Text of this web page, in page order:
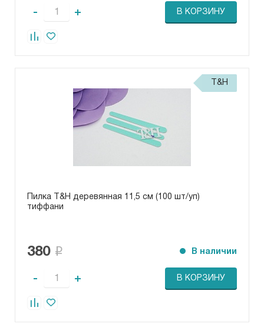
- + В КОРЗИНУ
T&H
Пилка T&H деревянная 11,5 см (100 шт/уп)
тиффани
380 В наличии
- + В КОРЗИНУ